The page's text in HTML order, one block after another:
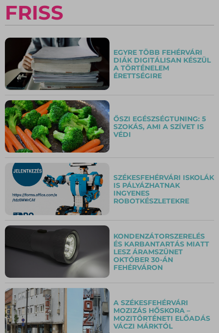
FRISS
EGYRE TÖBB FEHÉRVÁRI
DIÁK DIGITÁLISAN KÉSZÜL
A TÖRTÉNELEM
ÉRETTSÉGIRE
ŐSZI EGÉSZSÉGTUNING: 5
SZOKÁS, AMI A SZÍVET IS
VÉDI
SZÉKESFEHÉRVÁRI ISKOLÁK
IS PÁLYÁZHATNAK
INGYENES
ROBOTKÉSZLETEKRE
KONDENZÁTORSZERELÉS
ÉS KARBANTARTÁS MIATT
LESZ ÁRAMSZÜNET
OKTÓBER 30-ÁN
FEHÉRVÁRON
A SZÉKESFEHÉRVÁRI
MOZIZÁS HŐSKORA –
MOZITÖRTÉNETI ELŐADÁS
VÁCZI MÁRKTÓL